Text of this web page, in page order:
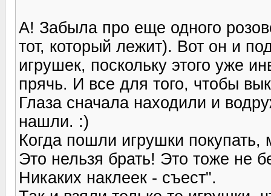
А! Забыла про еще одного
тот, который лежит). Вот он и
игрушек, поскольку этого уже
прячь. И все для того, чтобы
Глаза сначала находили и
нашли. :)
Когда пошли игрушки
Это нельзя брать! Это тоже не
Никаких наклеек - съест".